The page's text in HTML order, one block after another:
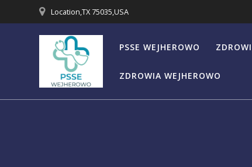
do
Location,TX 75035,USA
PSSE WEJHEROWO
ZDROWIA WEJHEROWO